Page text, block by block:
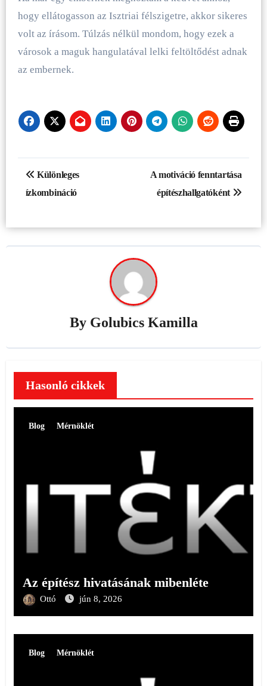
hogy ellátogasson az Isztriai félszigetre, akkor sikeres
volt az írásom. Túlzás nélkül mondom, hogy ezek a
városok a maguk hangulatával lelki feltöltődést adnak
az embernek.
Bejegyzés
navigáció
Különleges
ízkombináció
A motiváció fenntartása
építészhallgatóként
By Golubics Kamilla
Hasonló cikkek
Blog Mérnöklét
Az építész hivatásának mibenléte
Ottó jún 8, 2026
Blog Mérnöklét